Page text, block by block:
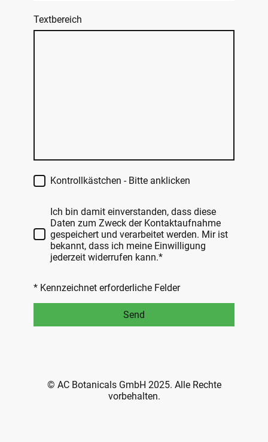
Textbereich
Kontrollkästchen - Bitte anklicken
Ich bin damit einverstanden, dass diese
Daten zum Zweck der Kontaktaufnahme
gespeichert und verarbeitet werden. Mir ist
bekannt, dass ich meine Einwilligung
jederzeit widerrufen kann.*
* Kennzeichnet erforderliche Felder
Send
© AC Botanicals GmbH 2025. Alle Rechte
vorbehalten.